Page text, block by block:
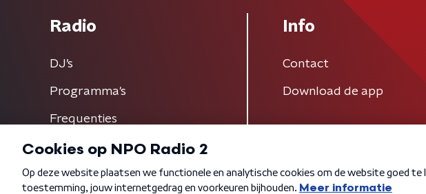
Radio
DJ’s
Programma's
Frequenties
Info
Contact
Download de app